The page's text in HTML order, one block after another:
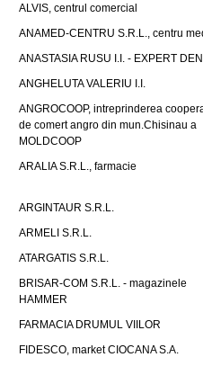
ALVIS, centrul comercial
ANAMED-CENTRU S.R.L., centru
ANASTASIA RUSU I.I. - EXPERT
ANGHELUTA VALERIU I.I.
ANGROCOOP, intreprinderea
de comert angro din mun.Chisinau a
MOLDCOOP
ARALIA S.R.L., farmacie
ARGINTAUR S.R.L.
ARMELI S.R.L.
ATARGATIS S.R.L.
BRISAR-COM S.R.L. - magazinele
HAMMER
FARMACIA DRUMUL VIILOR
FIDESCO, market CIOCANA S.A.